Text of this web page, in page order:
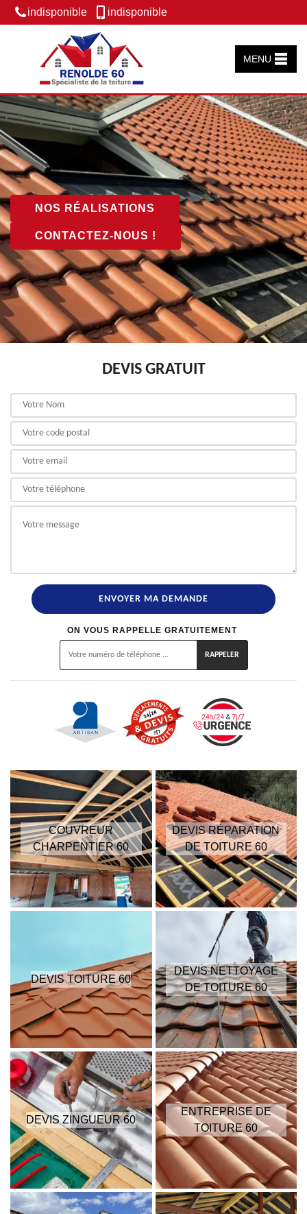
indisponible indisponible
MENU
NOS RÉALISATIONS
CONTACTEZ-NOUS !
DEVIS GRATUIT
ON VOUS RAPPELLE GRATUITEMENT
COUVREUR
CHARPENTIER 60
DEVIS RÉPARATION
DE TOITURE 60
DEVIS TOITURE 60
DEVIS NETTOYAGE
DE TOITURE 60
DEVIS ZINGUEUR 60
ENTREPRISE DE
TOITURE 60